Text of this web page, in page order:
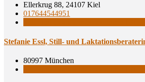
Ellerkrug 88, 24107 Kiel
017644544951
Ste­fa­nie Essl, Still- und
80997 München